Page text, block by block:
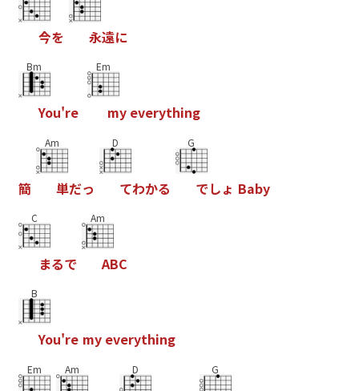
今を 永遠に
Bm
You're
Em
my everything
簡
Am
単だっ
D
てわかる
G
でしょ Baby
C
まるで
Am
ABC
B
You're my everything
Em Am D G